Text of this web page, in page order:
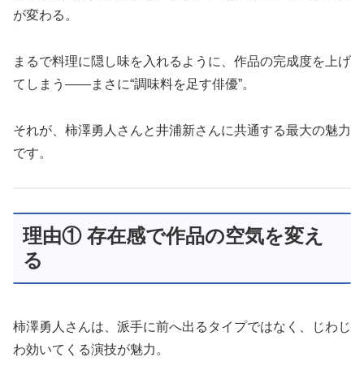
が変わる。
まるで料理に隠し味を入れるように、作品の完成度を上げ
てしまう――まさに“調味料を足す俳優”。
それが、柿澤勇人さんと井浦新さんに共通する最大の魅力
です。
理由① 存在感で作品の空気を変え
る
柿澤勇人さんは、派手に前へ出るタイプではなく、じわじ
わ効いてくる演技が魅力。